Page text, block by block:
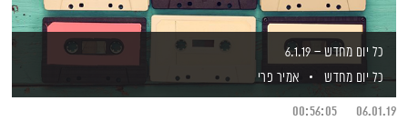
כל יום מחדש – 6.1.19
כל יום מחדש
אמיר פרי
06.01.19
00:56:05